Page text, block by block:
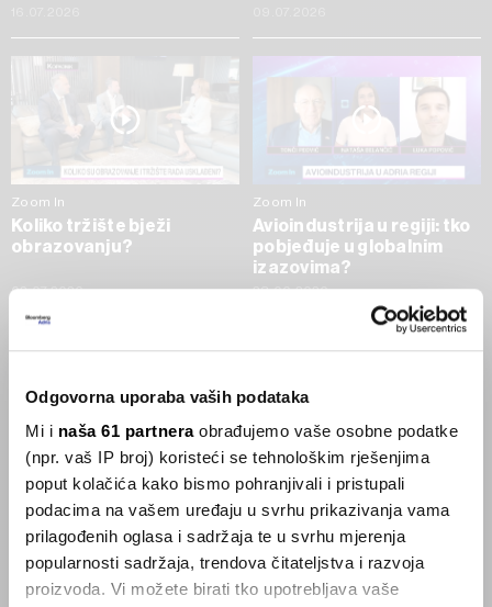
Odgovorna uporaba vaših podataka
Mi i naša 61 partneraobrađujemo vaše osobne podatke
(npr. vaš IP broj) koristeći se tehnološkim rješenjima
poput kolačića kako bismo pohranjivali i pristupali
podacima na vašem uređaju u svrhu prikazivanja vama
prilagođenih oglasa i sadržaja te u svrhu mjerenja
popularnosti sadržaja, trendova čitateljstva i razvoja
proizvoda. Vi možete birati tko upotrebljava vaše
Zoom In
Koliko tržište bježi
obrazovanju?
02.07.2026
Zoom In
Avioindustrija u regiji: tko
pobjeđuje u globalnim
izazovima?
23.06.2026
SVE VIJESTI IZ RUBRIKE ZOOM IN
Businessweek Adria
Korisnici GLP-1 lijekova mršave,
ekonomija se deblja
Visok trošak selidbe kompanija iz Kine